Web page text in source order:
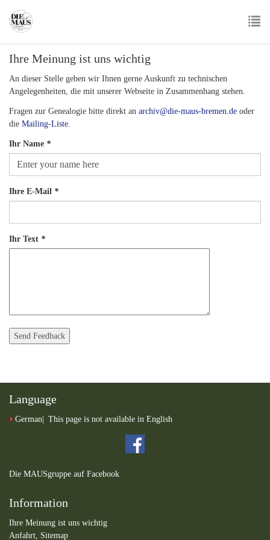
main
Ihre Meinung ist uns wichtig
An dieser Stelle geben wir Ihnen gerne Auskunft zu technischen
Angelegenheiten, die mit unserer Webseite in Zusammenhang stehen.
Fragen zur Genealogie bitte direkt an archiv@die-maus-bremen.de oder
die Mailing-Liste.
Ihr Name *
Ihre E-Mail *
Ihr Text *
Language
German This page is not available in English
Die MAUSgruppe auf Facebook
Information
Ihre Meinung ist uns wichtig
Anfahrt, Sitemap